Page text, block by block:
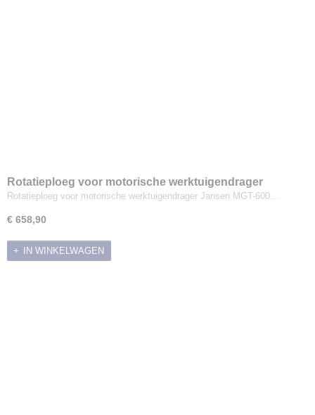
Rotatieploeg voor motorische werktuigendrager
Jansen MGT-600
Rotatieploeg voor motorische werktuigendrager Jansen MGT-600…
€ 658,90
IN WINKELWAGEN